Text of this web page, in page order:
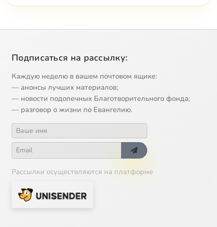
Подписаться на рассылку:
Каждую неделю в вашем почтовом ящике:
— анонсы лучших материалов;
— новости подопечных Благотворительного фонда;
— разговор о жизни по Евангелию.
Рассылки осуществляются на платформе